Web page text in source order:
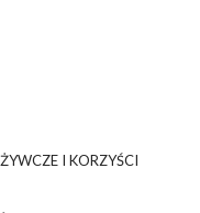
I KORZYŚCI